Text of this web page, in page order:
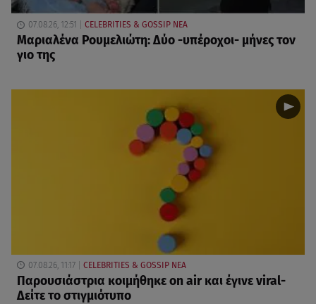
07.08.26, 12:51 CELEBRITIES & GOSSIP ΝΕΑ
Μαριαλένα Ρουμελιώτη: Δύο -υπέροχοι- μήνες τον
γιο της
07.08.26, 11:17 CELEBRITIES & GOSSIP ΝΕΑ
Παρουσιάστρια κοιμήθηκε on air και έγινε viral-
Δείτε το στιγμιότυπο